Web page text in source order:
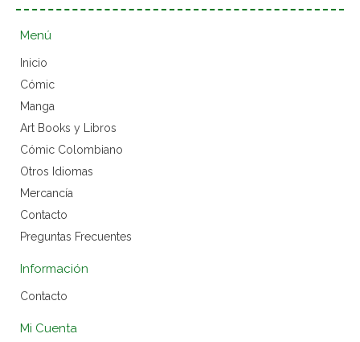
Menú
Inicio
Cómic
Manga
Art Books y Libros
Cómic Colombiano
Otros Idiomas
Mercancía
Contacto
Preguntas Frecuentes
Información
Contacto
Mi Cuenta